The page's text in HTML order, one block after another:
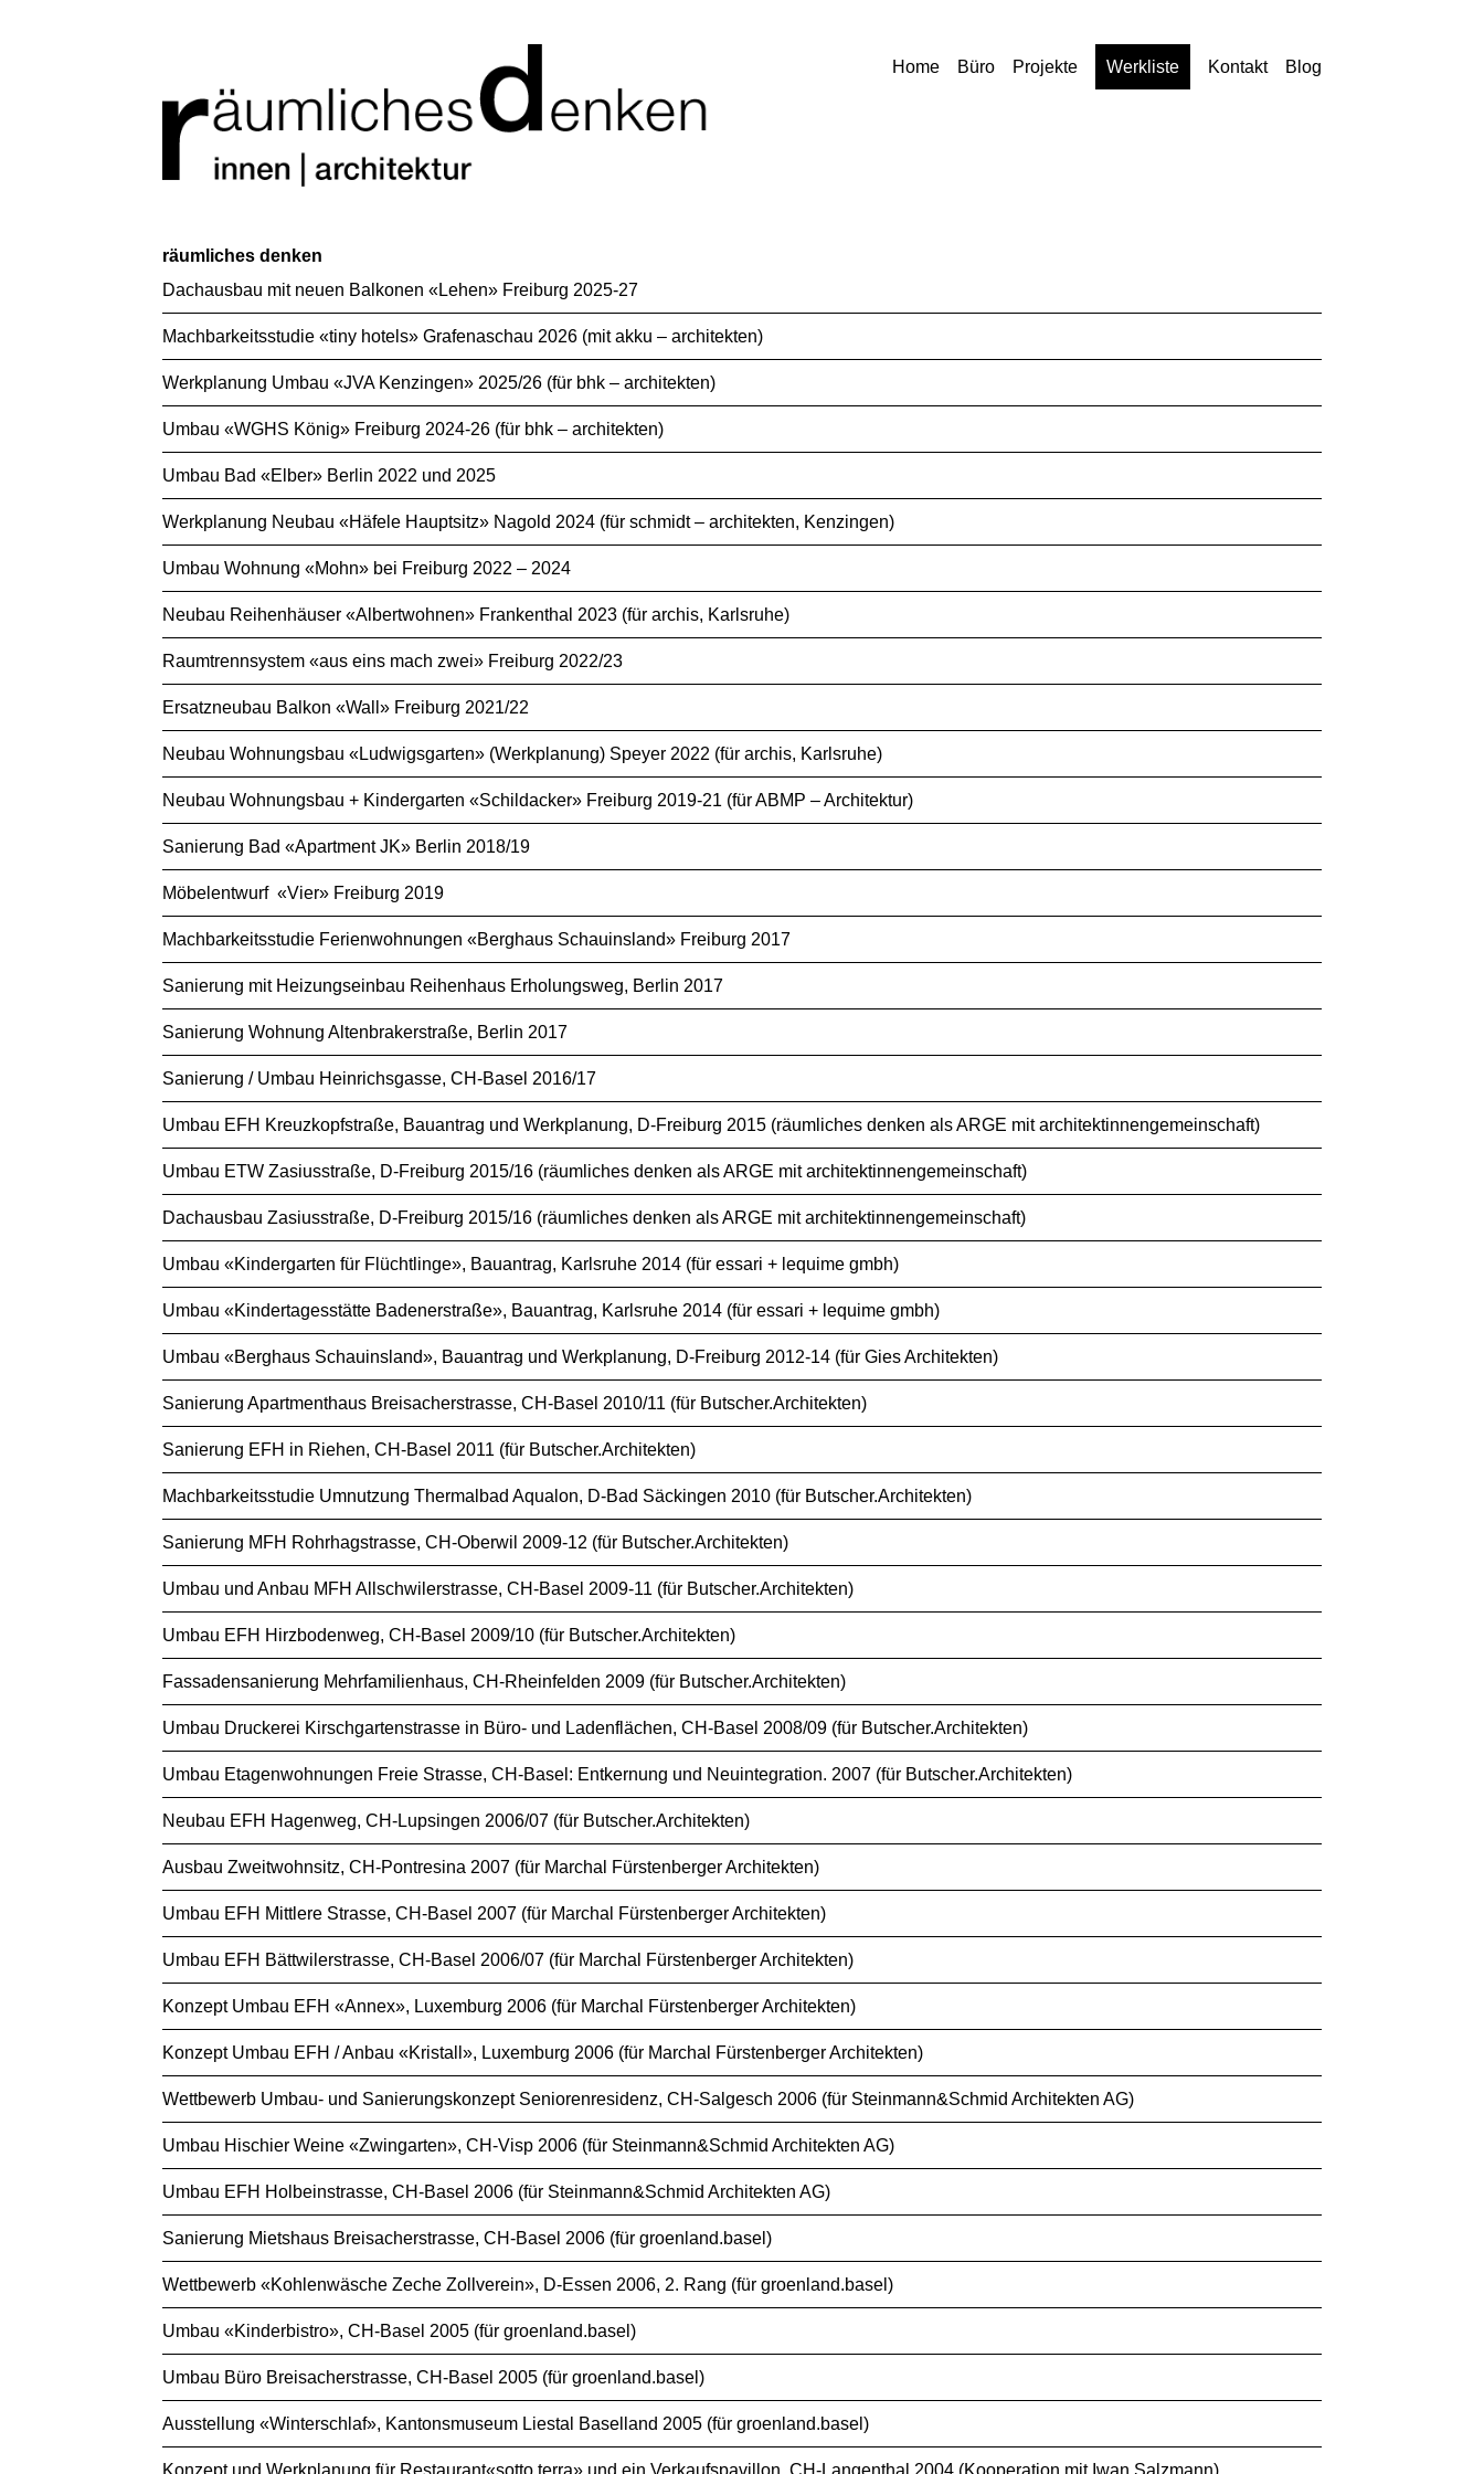
Home Büro Projekte Werkliste Kontakt Blog
räumliches denken
Dachausbau mit neuen Balkonen «Lehen» Freiburg 2025-27
Machbarkeitsstudie «tiny hotels» Grafenaschau 2026 (mit akku – architekten)
Werkplanung Umbau «JVA Kenzingen» 2025/26 (für bhk – architekten)
Umbau «WGHS König» Freiburg 2024-26 (für bhk – architekten)
Umbau Bad «Elber» Berlin 2022 und 2025
Werkplanung Neubau «Häfele Hauptsitz» Nagold 2024 (für schmidt – architekten, Kenzingen)
Umbau Wohnung «Mohn» bei Freiburg 2022 – 2024
Neubau Reihenhäuser «Albertwohnen» Frankenthal 2023 (für archis, Karlsruhe)
Raumtrennsystem «aus eins mach zwei» Freiburg 2022/23
Ersatzneubau Balkon «Wall» Freiburg 2021/22
Neubau Wohnungsbau «Ludwigsgarten» (Werkplanung) Speyer 2022 (für archis, Karlsruhe)
Neubau Wohnungsbau + Kindergarten «Schildacker» Freiburg 2019-21 (für ABMP – Architektur)
Sanierung Bad «Apartment JK» Berlin 2018/19
Möbelentwurf «Vier» Freiburg 2019
Machbarkeitsstudie Ferienwohnungen «Berghaus Schauinsland» Freiburg 2017
Sanierung mit Heizungseinbau Reihenhaus Erholungsweg, Berlin 2017
Sanierung Wohnung Altenbrakerstraße, Berlin 2017
Sanierung / Umbau Heinrichsgasse, CH-Basel 2016/17
Umbau EFH Kreuzkopfstraße, Bauantrag und Werkplanung, D-Freiburg 2015 (räumliches denken als ARGE mit architektinnengemeinschaft)
Umbau ETW Zasiusstraße, D-Freiburg 2015/16 (räumliches denken als ARGE mit architektinnengemeinschaft)
Dachausbau Zasiusstraße, D-Freiburg 2015/16 (räumliches denken als ARGE mit architektinnengemeinschaft)
Umbau «Kindergarten für Flüchtlinge», Bauantrag, Karlsruhe 2014 (für essari + lequime gmbh)
Umbau «Kindertagesstätte Badenerstraße», Bauantrag, Karlsruhe 2014 (für essari + lequime gmbh)
Umbau «Berghaus Schauinsland», Bauantrag und Werkplanung, D-Freiburg 2012-14 (für Gies Architekten)
Sanierung Apartmenthaus Breisacherstrasse, CH-Basel 2010/11 (für Butscher.Architekten)
Sanierung EFH in Riehen, CH-Basel 2011 (für Butscher.Architekten)
Machbarkeitsstudie Umnutzung Thermalbad Aqualon, D-Bad Säckingen 2010 (für Butscher.Architekten)
Sanierung MFH Rohrhagstrasse, CH-Oberwil 2009-12 (für Butscher.Architekten)
Umbau und Anbau MFH Allschwilerstrasse, CH-Basel 2009-11 (für Butscher.Architekten)
Umbau EFH Hirzbodenweg, CH-Basel 2009/10 (für Butscher.Architekten)
Fassadensanierung Mehrfamilienhaus, CH-Rheinfelden 2009 (für Butscher.Architekten)
Umbau Druckerei Kirschgartenstrasse in Büro- und Ladenflächen, CH-Basel 2008/09 (für Butscher.Architekten)
Umbau Etagenwohnungen Freie Strasse, CH-Basel: Entkernung und Neuintegration. 2007 (für Butscher.Architekten)
Neubau EFH Hagenweg, CH-Lupsingen 2006/07 (für Butscher.Architekten)
Ausbau Zweitwohnsitz, CH-Pontresina 2007 (für Marchal Fürstenberger Architekten)
Umbau EFH Mittlere Strasse, CH-Basel 2007 (für Marchal Fürstenberger Architekten)
Umbau EFH Bättwilerstrasse, CH-Basel 2006/07 (für Marchal Fürstenberger Architekten)
Konzept Umbau EFH «Annex», Luxemburg 2006 (für Marchal Fürstenberger Architekten)
Konzept Umbau EFH / Anbau «Kristall», Luxemburg 2006 (für Marchal Fürstenberger Architekten)
Wettbewerb Umbau- und Sanierungskonzept Seniorenresidenz, CH-Salgesch 2006 (für Steinmann&Schmid Architekten AG)
Umbau Hischier Weine «Zwingarten», CH-Visp 2006 (für Steinmann&Schmid Architekten AG)
Umbau EFH Holbeinstrasse, CH-Basel 2006 (für Steinmann&Schmid Architekten AG)
Sanierung Mietshaus Breisacherstrasse, CH-Basel 2006 (für groenland.basel)
Wettbewerb «Kohlenwäsche Zeche Zollverein», D-Essen 2006, 2. Rang (für groenland.basel)
Umbau «Kinderbistro», CH-Basel 2005 (für groenland.basel)
Umbau Büro Breisacherstrasse, CH-Basel 2005 (für groenland.basel)
Ausstellung «Winterschlaf», Kantonsmuseum Liestal Baselland 2005 (für groenland.basel)
Konzept und Werkplanung für Restaurant«sotto terra» und ein Verkaufspavillon, CH-Langenthal 2004 (Kooperation mit Iwan Salzmann)